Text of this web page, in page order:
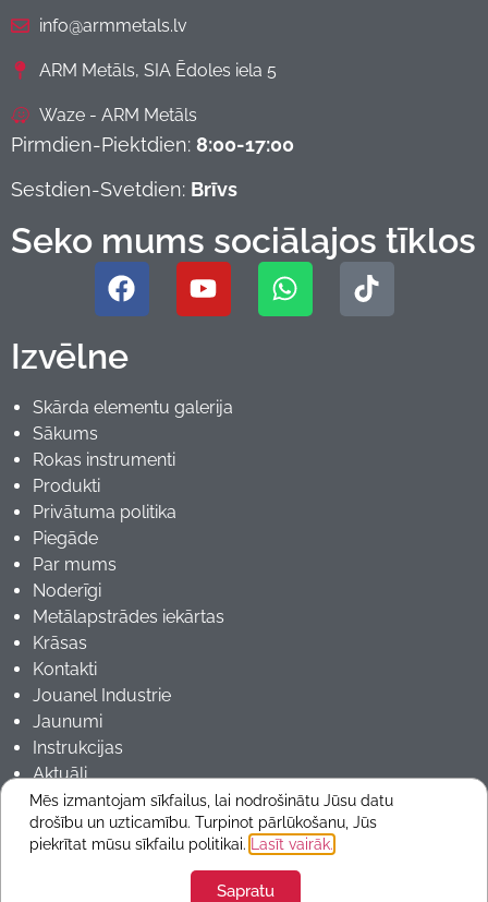
info@armmetals.lv
ARM Metāls, SIA Ēdoles iela 5
Waze - ARM Metāls
Pirmdien-Piektdien: 8:00-17:00
Sestdien-Svetdien: Brīvs
Seko mums sociālajos tīklos
Izvēlne
Skārda elementu galerija
Sākums
Rokas instrumenti
Produkti
Privātuma politika
Piegāde
Par mums
Noderīgi
Metālapstrādes iekārtas
Krāsas
Kontakti
Jouanel Industrie
Jaunumi
Instrukcijas
Aktuāli
Copyrights 2025 © ARMmetals
Mēs izmantojam sīkfailus, lai nodrošinātu Jūsu datu
drošību un uzticamību. Turpinot pārlūkošanu, Jūs
piekrītat mūsu sīkfailu politikai.
Lasīt vairāk.
Sapratu